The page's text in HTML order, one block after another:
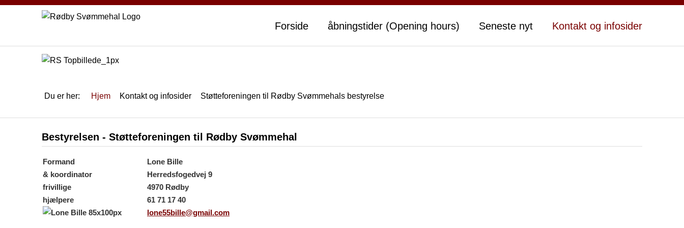
Forside åbningstider (Opening hours) Seneste nyt Kontakt og infosider
Du er her: Hjem Kontakt og infosider Støtteforeningen til Rødby Svømmehals bestyrelse
Bestyrelsen - Støtteforeningen til Rødby Svømmehal
Formand
& koordinator
frivillige
hjælpere
Lone Bille
Herredsfogedvej 9
4970 Rødby
61 71 17 40
lone55bille@gmail.com